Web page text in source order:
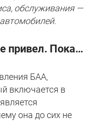
обслуживания —
привел. Пока…
БАА,
включается в
она до сих не